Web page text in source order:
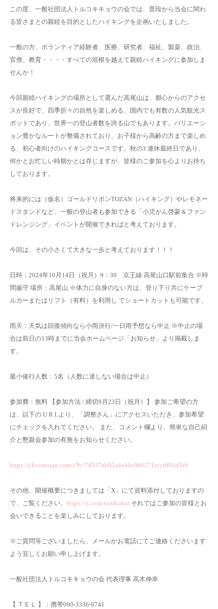
この度、一般社団法人トルコキキョウの会では、普段から当会に関わ
る皆さまとの親睦を目的としたハイキングを企画いたしました。
一般の方、ボランティア経験者、医療、研究者、福祉、製薬、政治、
官僚、教育・・・・すべての垣根を越えて親睦ハイキングに参加しま
せんか！
今回親睦ハイキングの場所として選んだ高尾山は、都心からのアクセ
スが良好で、四季折々の自然を楽しめる、国内でも有数の人気観光ス
ポットであり、世界一の登山者数を誇る山でもあります。バリエーシ
ョン豊かなルートが整備されており、お子様から高齢の方まで楽しめ
る、初心者向けのハイキングコースです。秋の3 連休最終日であり、
何かとお忙しい時期かとは存じますが、皆様のご参加を心よりお待ち
しております。
将来的には（仮名）ゴールドリボンTOZAN（ハイキング）やレモネー
ドスタンドなど、一般の登山者も参加できる「小児がん啓蒙＆ファン
ドレンジング」イベントが開催できればと考えております。
今回は、その小さくて大きな一歩と考えております！！！
日時：2024年10月14日（祝月）9：30 京王線 高尾山口駅前集合 ※時
間厳守 場所：高尾山 ※体力に自身のない方は、登り下り共にケーブ
ルカーまたはリフト（有料）を利用し てショートカットも可能です。
雨天：天気は回復傾向なら小雨決行/一日雨予想なら中止 ※中止の場
合は前日の13時までに当会ホームページ「お知らせ」より掲載しま
す。
最小催行人数：5名（人数に達しない場合は中止）
参加費：無料 【参加方法 / 締切9月23日（祝月）】 参加ご希望の方
は、以下の U R Lより、「調整さん」にアクセスいただき、参加希望
にチェックを入れてください。 また、コメント欄より、簡単な自己紹
介と懇親会参加の有無をお知らせください。
https://chouseisan.com/s?h=74537ab62a4a44e9b0271eccdf01d3eb
その他、開催概要につきましては「X」にて資料添付しておりますの
で、ご覧ください。 https://x.com/torukokai それではご参加の皆様とお
会いできることを楽しみにしております。
※ご質問等ございましたら、メールかお電話にてご連絡くださいます
よう宜しくお願い申し上げます。
一般社団法人トルコキキョウの会 代表理事 高木伸幸
【 ＴＥＬ 】：携帯090-3336-6741